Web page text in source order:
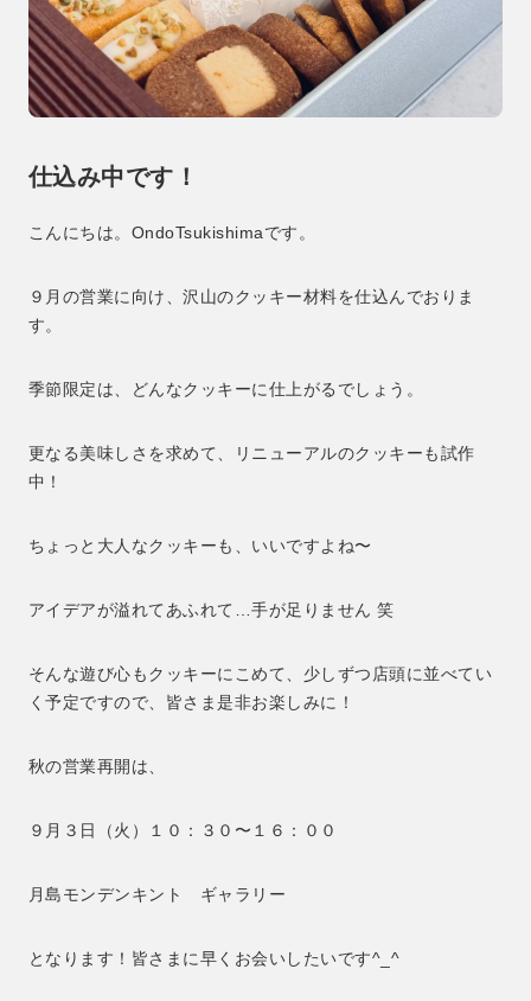
仕込み中です！
こんにちは。OndoTsukishimaです。
９月の営業に向け、沢山のクッキー材料を仕込んでおりま
す。
季節限定は、どんなクッキーに仕上がるでしょう。
更なる美味しさを求めて、リニューアルのクッキーも試作
中！
ちょっと大人なクッキーも、いいですよね〜
アイデアが溢れてあふれて…手が足りません 笑
そんな遊び心もクッキーにこめて、少しずつ店頭に並べてい
く予定ですので、皆さま是非お楽しみに！
秋の営業再開は、
９月３日（火）１０：３０〜１６：００
月島モンデンキント ギャラリー
となります！皆さまに早くお会いしたいです^_^